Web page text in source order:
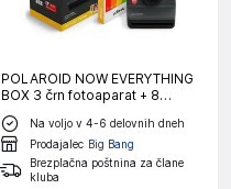
POLAROID NOW EVERYTHING
BOX 3 črn fotoaparat + 8
fotografij
Na voljo v 4-6 delovnih dneh
Prodajalec Big Bang
Brezplačna poštnina za člane
kluba